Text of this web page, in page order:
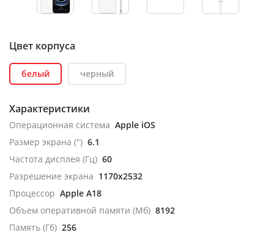
Цвет корпуса
белый черный
Характеристики
Операционная система Apple iOS
Размер экрана (") 6.1
Частота дисплея (Гц) 60
Разрешение экрана 1170x2532
Процессор Apple A18
Объем оперативной памяти (Мб) 8192
Память (Гб) 256